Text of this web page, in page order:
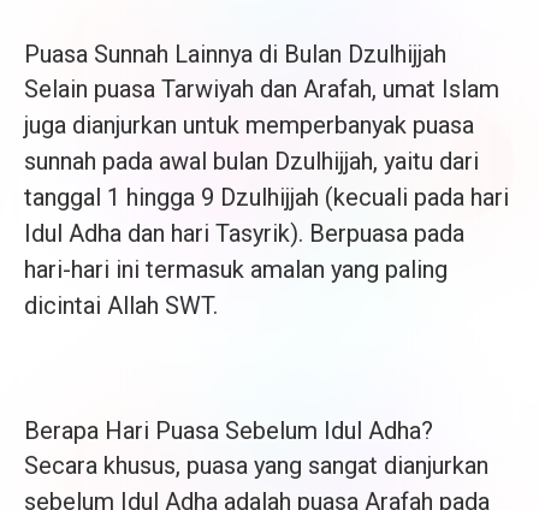
Puasa Sunnah Lainnya di Bulan Dzulhijjah
Selain puasa Tarwiyah dan Arafah, umat Islam
juga dianjurkan untuk memperbanyak puasa
sunnah pada awal bulan Dzulhijjah, yaitu dari
tanggal 1 hingga 9 Dzulhijjah (kecuali pada hari
Idul Adha dan hari Tasyrik). Berpuasa pada
hari-hari ini termasuk amalan yang paling
dicintai Allah SWT.
Berapa Hari Puasa Sebelum Idul Adha?
Secara khusus, puasa yang sangat dianjurkan
sebelum Idul Adha adalah puasa Arafah pada